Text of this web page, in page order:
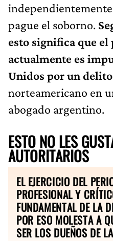
pague el soborno.
esto significa que
actualmente es
Unidos por un delito
norteamericano en
abogado argentino.
ESTO NO LES
AUTORITARIOS
EL EJERCICIO DEL
PROFESIONAL Y
FUNDAMENTAL DE LA
POR ESO MOLESTA A
SER LOS DUEÑOS DE